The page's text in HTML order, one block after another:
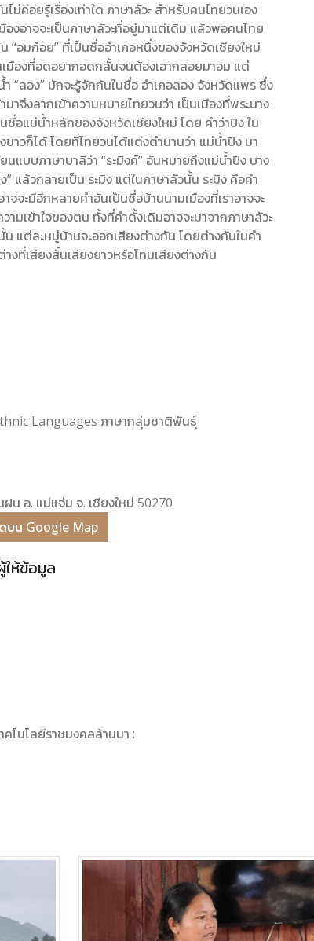
ม่ค่อยรู้เรื่องเท่าใด ภาษาลัวะ สำหรับคนไทยวนเอง
องอาจจะเป็นภาษาลัวะที่อยู่มาแต่เดิม แล้วพอคนไทย
“อมก๋อย” ที่เป็นชื่ออำเภอหนึ่งของจังหวัดเชียงใหม่
เมืองที่อดอยากอดกลั้นจนต้องเอากลอยมาอม แต่
“ลอง” มักจะรู้จักกันในชื่อ อำเภอลอง จังหวัดแพร ซึ่ง
าจึงลากเข้าความหมายไทยวนว่า เป็นเมืองที่พระนาง
ชื่อแม่น้ำหลักของจังหวัดเชียงใหม่ โดย คำว่าปิง ใน
ขาวก็ได้ โดยที่ไทยวนได้แต่งตำนานว่า แม่น้ำปิง มา
นแบบภาษาบาลีว่า “ระมิงค์” อันหมายถึงแม่น้ำปิง บาง
” แล้วกลายเป็น ระมิง แต่ในภาษาลัวนั้น ระมิง คือคำ
จจะมีอีกหลายคำอันเป็นชื่อบ้านนามเมืองที่เราอาจจะ
ามเข้าใจของตน ทั้งที่คำดั้งเดิมอาจจะมาจากภาษาลัวะ
แต่ละหมู่บ้านจะออกเสียงต่างกัน โดยต่างกันในคำ
งที่เสียงสั้นเสียงยาวหรือโทนเสียงต่างกัน
Languages ภาษากลุ่มชาติพันธุ์
น อ. แม่แจ่ม จ. เชียงใหม่ 50270
บน Google Map
ห้ข้อมูล
โนโลยีราชมงคลล้านนา :